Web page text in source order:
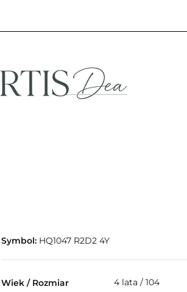
Symbol: HQ1047 R2D2 4Y
Wiek / Rozmiar 4 lata / 104